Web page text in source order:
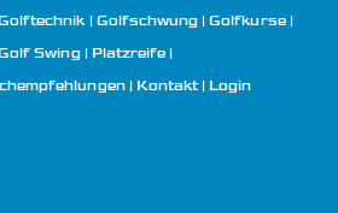
Golfschwung
Golfkurse
Swing
Platzreife
Kontakt Login